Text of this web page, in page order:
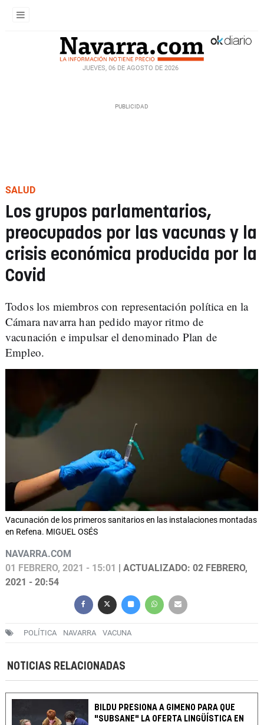
JUEVES, 06 DE AGOSTO DE 2026
SALUD
Los grupos parlamentarios,
preocupados por las vacunas y la
crisis económica producida por la
Covid
Todos los miembros con representación política en la
Cámara navarra han pedido mayor ritmo de
vacunación e impulsar el denominado Plan de
Empleo.
Vacunación de los primeros sanitarios en las instalaciones montadas
en Refena. MIGUEL OSÉS
NAVARRA.COM
01 FEBRERO, 2021 - 15:01
| ACTUALIZADO: 02 FEBRERO,
2021 - 20:54
POLÍTICA NAVARRA VACUNA
NOTICIAS RELACIONADAS
BILDU PRESIONA A GIMENO PARA QUE
"SUBSANE" LA OFERTA LINGÜÍSTICA EN